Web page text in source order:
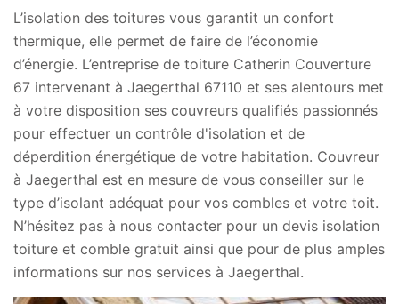
L’isolation des toitures vous garantit un confort
thermique, elle permet de faire de l’économie
d’énergie. L’entreprise de toiture Catherin Couverture
67 intervenant à Jaegerthal 67110 et ses alentours met
à votre disposition ses couvreurs qualifiés passionnés
pour effectuer un contrôle d'isolation et de
déperdition énergétique de votre habitation. Couvreur
à Jaegerthal est en mesure de vous conseiller sur le
type d’isolant adéquat pour vos combles et votre toit.
N’hésitez pas à nous contacter pour un devis isolation
toiture et comble gratuit ainsi que pour de plus amples
informations sur nos services à Jaegerthal.